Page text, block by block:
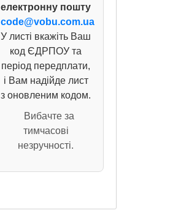
електронну пошту
code@vobu.com.ua
У листі вкажіть Ваш
код ЄДРПОУ та
період передплати,
і Вам надійде лист
з оновленим кодом.
Вибачте за
тимчасові
незручності.